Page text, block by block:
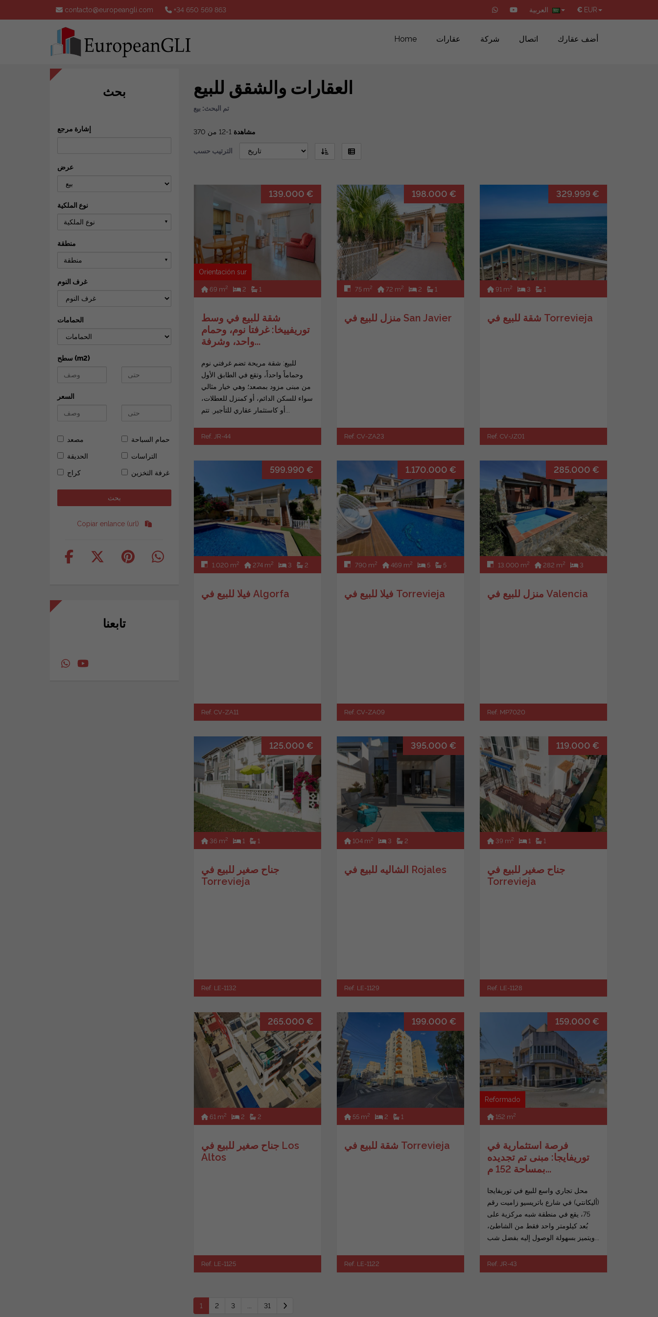
contacto@europeangli.com +34 650 569 863 € EUR
Home عقارات شركة اتصال أضف عقارك
العقارات والشقق للبيع
تم البحث: بيع
مشاهدة
الترتيب حسب
139.000 €
Orientación sur
69 m2 2 1
شقة للبيع في وسط
توريفييخا: غرفتا نوم، وحمام
واحد، وشرفة...
للبيع: شقة مريحة تضم غرفتي نوم
وحماماً واحداً، وتقع في الطابق الأول
من مبنى مزود بمصعد؛ وهي خيار مثالي
سواء للسكن الدائم، أو كمنزل للعطلات،
أو كاستثمار عقاري للتأجير. تتم...
Ref. JR-44
198.000 €
75 m2 72 m2 2 1
منزل للبيع في San Javier
Ref. CV-ZA23
329.999 €
91 m2 3 1
شقة للبيع في Torrevieja
Ref. CV-JZ01
599.990 €
1.020 m2 274 m2 3 2
فيلا للبيع في Algorfa
Ref. CV-ZA11
1.170.000 €
790 m2 469 m2 5 5
فيلا للبيع في Torrevieja
Ref. CV-ZA09
285.000 €
13.000 m2 282 m2
3
منزل للبيع في Valencia
Ref. MP7020
125.000 €
36 m2 1 1
جناح صغير للبيع في
Torrevieja
Ref. LE-1132
395.000 €
104 m2 3 2
الشاليه للبيع في Rojales
Ref. LE-1129
119.000 €
39 m2 1 1
جناح صغير للبيع في
Torrevieja
Ref. LE-1128
265.000 €
61 m2 2 2
جناح صغير للبيع في Los
Altos
Ref. LE-1125
199.000 €
55 m2 2 1
شقة للبيع في Torrevieja
Ref. LE-1122
159.000 €
Reformado
152 m2
فرصة استثمارية في
توريفايجا: مبنى تم تجديده
بمساحة 152 م...
محل تجاري واسع للبيع في توريفايجا
(أليكانتي) في شارع باتريسيو زاميت رقم
75، يقع في منطقة شبه مركزية على
بُعد كيلومتر واحد فقط من الشاطئ،
ويتميز بسهولة الوصول إليه بفضل شب...
Ref. JR-43
1 2 3 ... 31
بحث
إشارة مرجع
عرض
نوع الملكية
نوع الملكية ▼
منطقة
منطقة ▼
غرف النوم
الحمامات
سطح (m2)
السعر
مصعد حمام السباحة
الحديقة التراسات
كراج غرفة التخزين
Copiar enlance (url)
تابعنا